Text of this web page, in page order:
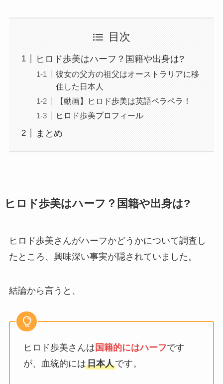
目次
ヒロド歩美はハーフ？国籍や出身は?
彼女の父方の祖父はオーストラリアに移
住した日本人
【動画】ヒロド歩美は英語ペラペラ！
ヒロド歩美プロフィール
まとめ
ヒロド歩美はハーフ？国籍や出身は?
ヒロド歩美さんがハーフかどうかについて調査し
たところ、興味深い事実が隠されていました。
結論から言うと、
ヒロド歩美さんは 国籍的にはハーフです
が、血統的には日本人です。